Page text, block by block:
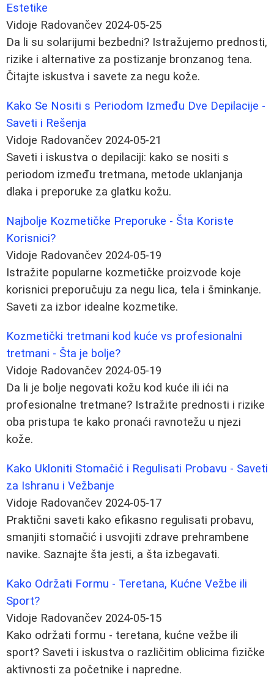
Estetike
Vidoje Radovančev 2024-05-25
Da li su solarijumi bezbedni? Istražujemo prednosti,
rizike i alternative za postizanje bronzanog tena.
Čitajte iskustva i savete za negu kože.
Kako Se Nositi s Periodom Između Dve Depilacije -
Saveti i Rešenja
Vidoje Radovančev 2024-05-21
Saveti i iskustva o depilaciji: kako se nositi s
periodom između tretmana, metode uklanjanja
dlaka i preporuke za glatku kožu.
Najbolje Kozmetičke Preporuke - Šta Koriste
Korisnici?
Vidoje Radovančev 2024-05-19
Istražite popularne kozmetičke proizvode koje
korisnici preporučuju za negu lica, tela i šminkanje.
Saveti za izbor idealne kozmetike.
Kozmetički tretmani kod kuće vs profesionalni
tretmani - Šta je bolje?
Vidoje Radovančev 2024-05-19
Da li je bolje negovati kožu kod kuće ili ići na
profesionalne tretmane? Istražite prednosti i rizike
oba pristupa te kako pronaći ravnotežu u njezi
kože.
Kako Ukloniti Stomačić i Regulisati Probavu - Saveti
za Ishranu i Vežbanje
Vidoje Radovančev 2024-05-17
Praktični saveti kako efikasno regulisati probavu,
smanjiti stomačić i usvojiti zdrave prehrambene
navike. Saznajte šta jesti, a šta izbegavati.
Kako Održati Formu - Teretana, Kućne Vežbe ili
Sport?
Vidoje Radovančev 2024-05-15
Kako održati formu - teretana, kućne vežbe ili
sport? Saveti i iskustva o različitim oblicima fizičke
aktivnosti za početnike i napredne.